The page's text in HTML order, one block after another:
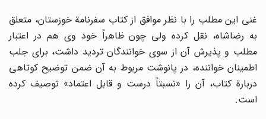
غنی این مطلب را با نظر موافق از کتاب سفرنامة خوزستان، متعلق
به رضاشاه، نقل کرده ولی چون ظاهراً خود وی هم در اعتبار
مطلب و پذیرش آن از سوی خوانندگان تردید داشت، برای جلب
اطمینان خواننده، در پانوشت مربوط به آن ضمن توضیح کوتاهی
دربارة کتاب، آن را «نسبتاً درست و قابل اعتماد» توصیف کرده
است.